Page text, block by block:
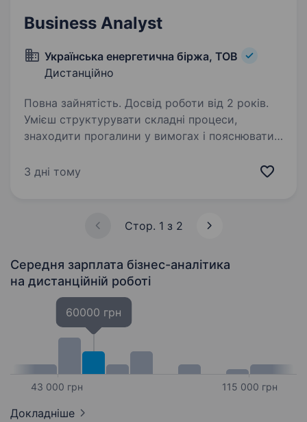
Business Analyst
Українська енергетична біржа, ТОВ
Дистанційно
Повна зайнятість. Досвід роботи від 2 років.
Умієш структурувати складні процеси,
знаходити прогалини у вимогах і пояснювати
реалізувати? Шукаємо Business Analyst
3 дні тому
Стор. 1 з 2
Середня зарплата бізнес-аналітика
на дистанційній роботі
43 000 грн
60000 грн
115 000 грн
Докладніше